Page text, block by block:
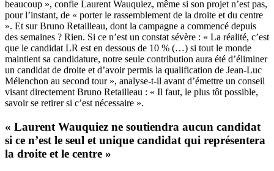
beaucoup », confie Laurent Wauquiez, même si son projet n’est pas,
pour l’instant, de « porter le rassemblement de la droite et du centre
». Et sur Bruno Retailleau, dont la campagne a commencé depuis
des semaines ? Rien. Si ce n’est un constat sévère : « La réalité, c’est
que le candidat LR est en dessous de 10 % (…) si tout le monde
maintient sa candidature, notre seule contribution aura été d’éliminer
un candidat de droite et d’avoir permis la qualification de Jean-Luc
Mélenchon au second tour », analyse-t-il avant d’émettre un conseil
visant directement Bruno Retailleau : « Il faut, le plus tôt possible,
savoir se retirer si c’est nécessaire ».
« Laurent Wauquiez ne soutiendra aucun candidat
si ce n’est le seul et unique candidat qui représentera
la droite et le centre »